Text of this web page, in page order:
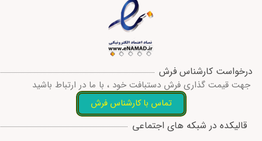
درخواست کارشناس فرش
جهت قیمت گذاری فرش دستبافت خود ، با ما در ارتباط باشید
تماس با کارشناس فرش
قالیکده در شبکه های اجتماعی
F
T
T
W
I